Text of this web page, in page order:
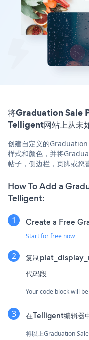
将Graduation Sale
Telligent网站上从未
创建自定义的
样式和颜色，并将
帖子，侧边栏，页脚或您
How To Add a
Telligent:
Create a Free
Start for free now
复制
代码段
Your code block will
在Telligent编辑器
将以上Graduation